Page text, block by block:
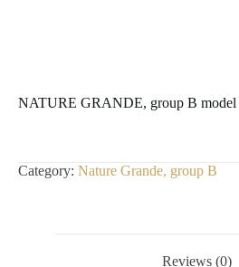
NATURE GRANDE, group B model
Category: Nature Grande, group B
Reviews (0)